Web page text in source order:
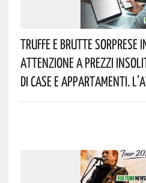
Truffe E Brutte Sorprese
Attenzione A Prezzi
Di Case E Appartamenti.